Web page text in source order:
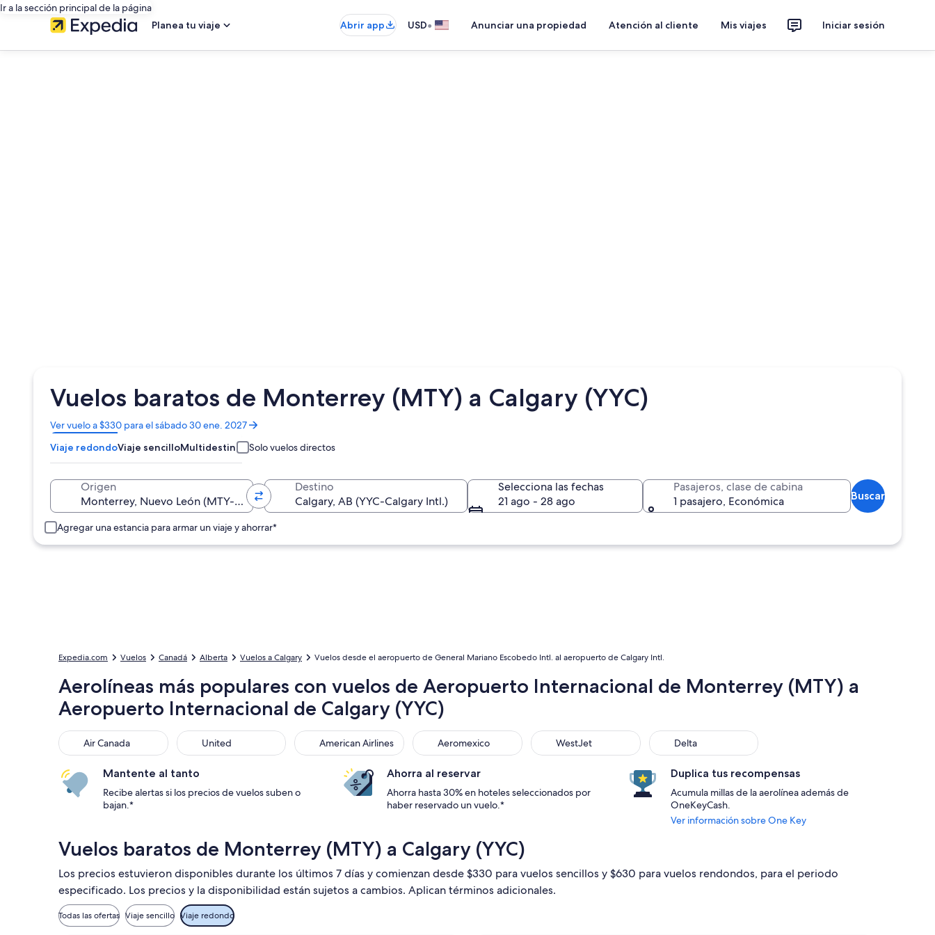
Ir a la sección principal de la página
Planea tu viaje
Abrir app USD• Anunciar una propiedad Atención al cliente Mis viajes Iniciar sesión
Vuelos baratos de Monterrey (MTY) a Calgary (YYC)
Ver vuelo a $330 para el sábado 30 ene. 2027
Se
abrirá
en
una
ventana
Viaje redondoViaje sencilloMultidestino Solo vuelos directos
Origen Destino
Selecciona las fechas
21 ago - 28 ago
Pasajeros, clase de cabina
1 pasajero, Económica
Buscar
Agregar una estancia para armar un viaje y ahorrar*
Expedia.com Vuelos Canadá Alberta Vuelos a Calgary Vuelos desde el aeropuerto de General Mariano Escobedo Intl. al aeropuerto de Calgary Intl.
Aerolíneas más populares con vuelos de Aeropuerto Internacional de Monterrey (MTY) a
Aeropuerto Internacional de Calgary (YYC)
Air Canada
Air Canada United
United American Airlines
American Airlines Aeromexico
Aeromexico WestJet
WestJet Delta
Delta
Mantente al tanto
Recibe alertas si los precios de vuelos suben o
bajan.*
Ahorra al reservar
Ahorra hasta 30% en hoteles seleccionados por
haber reservado un vuelo.*
Duplica tus recompensas
Acumula millas de la aerolínea además de
OneKeyCash.
Ver información sobre One Key
Vuelos baratos de Monterrey (MTY) a Calgary (YYC)
Los precios estuvieron disponibles durante los últimos 7 días y comienzan desde $330 para vuelos sencillos y $630 para vuelos rendondos, para el periodo
especificado. Los precios y la disponibilidad están sujetos a cambios. Aplican términos adicionales.
Todas las ofertas Viaje sencillo Viaje redondo